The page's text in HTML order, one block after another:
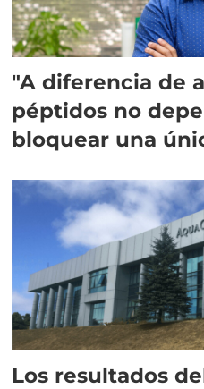
"A diferencia de
péptidos no
bloquear una
Los resultados